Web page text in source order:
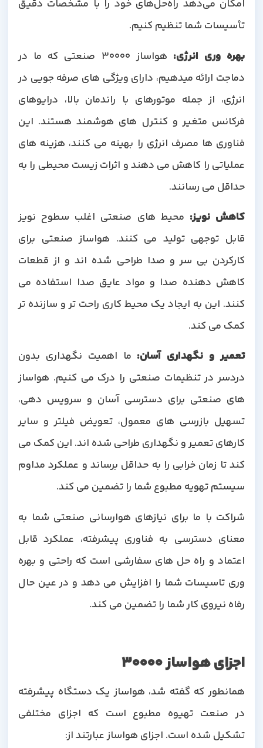
امکان می‌دهد راه‌حل‌های خود را با مشخصات دقیق
تأسیسات شما تنظیم کنیم.
بهره وری انرژی:
هواساز 30000 صنعتی که ما در
دماجت ارائه میدهیم، دارای ویژگی های صرفه جویی در
انرژی، از جمله موتورهای با راندمان بالا، درایوهای
فرکانس متغیر و کنترل های هوشمند هستند. این
فناوری ها مصرف انرژی را بهینه می کنند، هزینه های
عملیاتی را کاهش می دهند و اثرات زیست محیطی را به
حداقل می رسانند.
کاهش نویز: محیط های صنعتی اغلب سطوح نویز
قابل توجهی تولید می کنند. هواساز صنعتی برای
کارکردن بی سر و صدا طراحی شده اند و از قطعات
کاهش دهنده صدا و مواد عایق صدا استفاده می
کنند. این به ایجاد یک محیط کاری راحت تر و سازنده تر
کمک می کند.
تعمیر و نگهداری آسان: ما اهمیت نگهداری بدون
دردسر در تنظیمات صنعتی را درک می کنیم. هواساز
های صنعتی برای دسترسی آسان و سرویس دهی،
تسهیل بازرسی های معمول، تعویض فیلتر و سایر
کارهای تعمیر و نگهداری طراحی شده اند. این کمک می
کند تا زمان خرابی را به حداقل برساند و عملکرد مداوم
سیستم تهویه مطبوع شما را تضمین می کند.
شراکت با ما برای نیازهای هوارسانی صنعتی شما به
معنای دسترسی به فناوری پیشرفته، عملکرد قابل
اعتماد و راه حل های سفارشی است که راحتی و بهره
وری تاسیسات شما را افزایش می دهد و در عین حال
رفاه نیروی کار شما را تضمین می کند.
اجزای هواساز 30000
همانطور که گفته شد، هواساز یک دستگاه پیشرفته
در صنعت تهیوه مطبوع است که اجزای مختلفی
تشکیل شده است. اجزای هواساز عبارتند از: